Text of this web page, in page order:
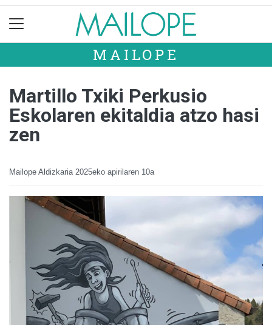
MAILOPE
Martillo Txiki Perkusio
Eskolaren ekitaldia atzo hasi
zen
Mailope Aldizkaria 2025eko apirilaren 10a